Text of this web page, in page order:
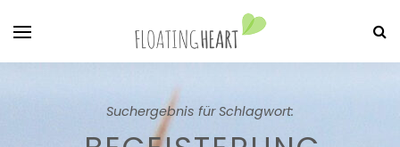
Suchergebnis für Schlagwort: